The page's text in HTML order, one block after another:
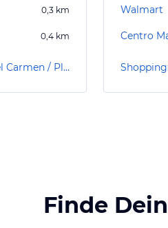
0,3 km
0,4 km
Nachtleben-Angebote in Playa del Carmen / Playacar
Walmart
Centro
Finde